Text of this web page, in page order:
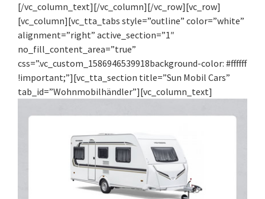
[/vc_column_text][/vc_column][/vc_row][vc_row]
[vc_column][vc_tta_tabs style=”outline” color=”white”
alignment=”right” active_section=”1″
no_fill_content_area=”true”
css=”.vc_custom_1586946539918background-color: #ffffff
!important;”][vc_tta_section title=”Sun Mobil Cars”
tab_id=”Wohnmobilhändler”][vc_column_text]